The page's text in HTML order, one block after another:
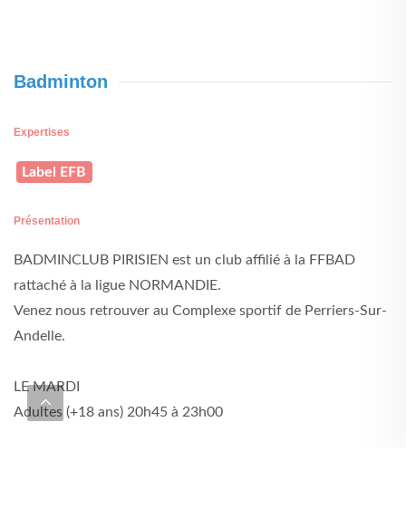
Badminton
Expertises
Label EFB
Présentation
BADMINCLUB PIRISIEN est un club affilié à la FFBAD
rattaché à la ligue NORMANDIE.
Venez nous retrouver au Complexe sportif de Perriers-Sur-
Andelle.
LE MARDI
Adultes (+18 ans) 20h45 à 23h00